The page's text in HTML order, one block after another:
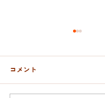
おんぶ紐と抱っこ紐
コメント